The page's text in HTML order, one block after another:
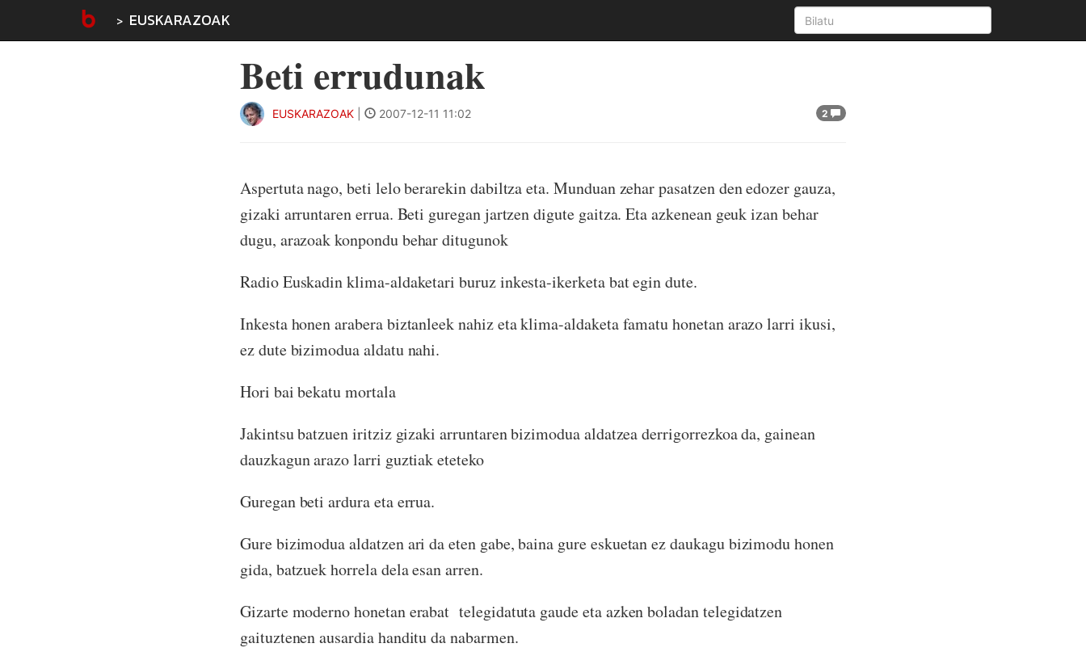
EUSKARAZOAK
Beti errudunak
EUSKARAZOAK 2007-12-11 11:02 2
Aspertuta nago, beti lelo berarekin dabiltza eta. Munduan zehar pasatzen den edozer gauza,
gizaki arruntaren errua. Beti guregan jartzen digute gaitza. Eta azkenean geuk izan behar
dugu, arazoak konpondu behar ditugunok
Radio Euskadin klima-aldaketari buruz inkesta-ikerketa bat egin dute.
Inkesta honen arabera biztanleek nahiz eta klima-aldaketa famatu honetan arazo larri ikusi,
ez dute bizimodua aldatu nahi.
Hori bai bekatu mortala
Jakintsu batzuen iritziz gizaki arruntaren bizimodua aldatzea derrigorrezkoa da, gainean
dauzkagun arazo larri guztiak eteteko
Guregan beti ardura eta errua.
Gure bizimodua aldatzen ari da eten gabe, baina gure eskuetan ez daukagu bizimodu honen
gida, batzuek horrela dela esan arren.
Gizarte moderno honetan erabat telegidatuta gaude eta azken boladan telegidatzen
gaituztenen ausardia handitu da nabarmen.